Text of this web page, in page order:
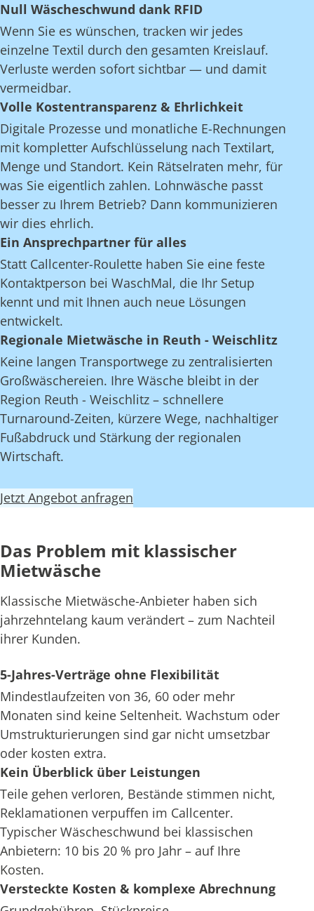
Null Wäscheschwund dank RFID
Wenn Sie es wünschen, tracken wir jedes
einzelne Textil durch den gesamten Kreislauf.
Verluste werden sofort sichtbar — und damit
vermeidbar.
Volle Kostentransparenz & Ehrlichkeit
Digitale Prozesse und monatliche E-Rechnungen
mit kompletter Aufschlüsselung nach Textilart,
Menge und Standort. Kein Rätselraten mehr, für
was Sie eigentlich zahlen. Lohnwäsche passt
besser zu Ihrem Betrieb? Dann kommunizieren
wir dies ehrlich.
Ein Ansprechpartner für alles
Statt Callcenter-Roulette haben Sie eine feste
Kontaktperson bei WaschMal, die Ihr Setup
kennt und mit Ihnen auch neue Lösungen
entwickelt.
Regionale Mietwäsche in Reuth - Weischlitz
Keine langen Transportwege zu zentralisierten
Großwäschereien. Ihre Wäsche bleibt in der
Region Reuth - Weischlitz – schnellere
Turnaround-Zeiten, kürzere Wege, nachhaltiger
Fußabdruck und Stärkung der regionalen
Wirtschaft.
Jetzt Angebot anfragen
Das Problem mit klassischer
Mietwäsche
Klassische Mietwäsche-Anbieter haben sich
jahrzehntelang kaum verändert – zum Nachteil
ihrer Kunden.
5-Jahres-Verträge ohne Flexibilität
Mindestlaufzeiten von 36, 60 oder mehr
Monaten sind keine Seltenheit. Wachstum oder
Umstrukturierungen sind gar nicht umsetzbar
oder kosten extra.
Kein Überblick über Leistungen
Teile gehen verloren, Bestände stimmen nicht,
Reklamationen verpuffen im Callcenter.
Typischer Wäscheschwund bei klassischen
Anbietern: 10 bis 20 % pro Jahr – auf Ihre
Kosten.
Versteckte Kosten & komplexe Abrechnung